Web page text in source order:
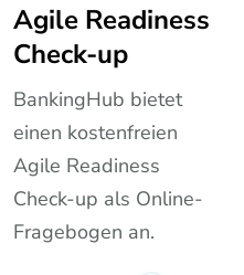
Agile Readiness
Check-up
BankingHub bietet
einen kostenfreien
Agile Readiness
Check-up als Online-
Fragebogen an.